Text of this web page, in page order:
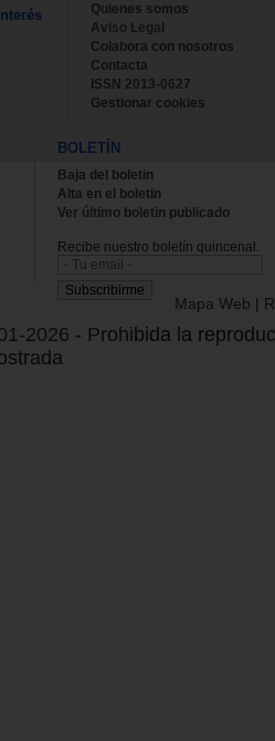
Quienes somos
Aviso Legal
Colabora con nosotros
Contacta
ISSN 2013-0627
Gestionar cookies
BOLETÍN
Baja del boletin
Alta en el boletin
Ver último boletin publicado
Recibe nuestro boletín quincenal.
Mapa Web |
2026 - Prohibida la